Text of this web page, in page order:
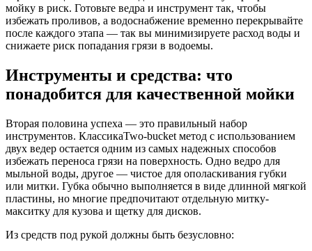
мойку в риск. Готовьте ведра и инструмент так, чтобы
избежать проливов, а водоснабжение временно перекрывайте
после каждого этапа — так вы минимизируете расход воды и
снижаете риск попадания грязи в водоемы.
Инструменты и средства: что
понадобится для качественной мойки
Вторая половина успеха — это правильный набор
инструментов. КлассикаTwo-bucket метод с использованием
двух ведер остается одним из самых надежных способов
избежать переноса грязи на поверхность. Одно ведро для
мыльной воды, другое — чистое для ополаскивания губки
или митки. Губка обычно выполняется в виде длинной мягкой
пластины, но многие предпочитают отдельную митку-
макситку для кузова и щетку для дисков.
Из средств под рукой должны быть безусловно: